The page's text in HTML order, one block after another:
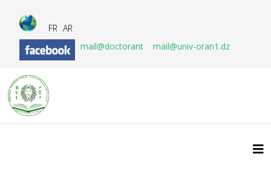
FR AR
mail@doctorant
mail@univ-oran1.dz